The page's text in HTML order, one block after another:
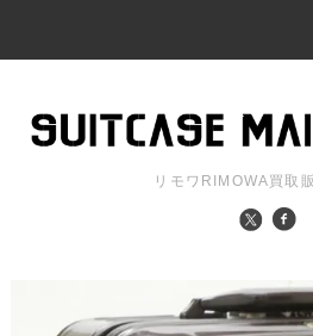
リモワRIMOWA買取